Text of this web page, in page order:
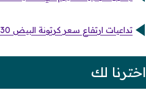
تداعيات ارتفاع سعر كرتونة البيض 30 جنيها وهل يتكرر سيناريو عام 2022؟
اخترنا لك